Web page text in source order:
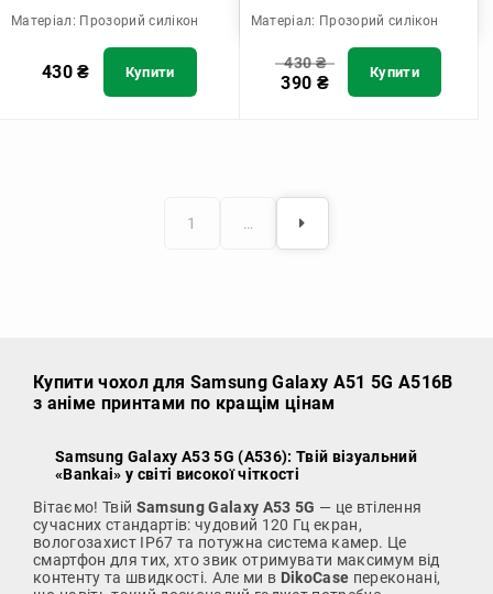
Матеріал: Прозорий силікон
430₴ Купити
Матеріал: Прозорий силікон
430₴
390 ₴ Купити
1 …
Купити чохол для Samsung Galaxy A51 5G A516B
з аніме принтами по кращім цінам
Samsung Galaxy A53 5G (A536): Твій візуальний
«Bankai» у світі високої чіткості
Вітаємо! Твій Samsung Galaxy A53 5G — це втілення
сучасних стандартів: чудовий 120 Гц екран,
вологозахист IP67 та потужна система камер. Це
смартфон для тих, хто звик отримувати максимум від
контенту та швидкості. Але ми в DikoCase переконані,